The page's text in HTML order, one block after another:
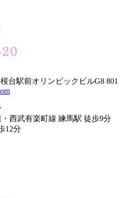
台駅前オリンピックビルG8 801
西武有楽町線 練馬駅 徒歩9分
12分